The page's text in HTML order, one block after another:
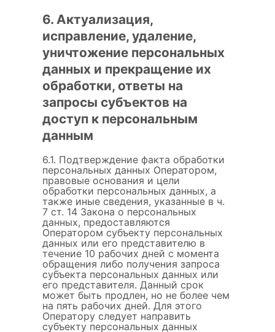
6. Актуализация,
исправление, удаление,
уничтожение персональных
данных и прекращение их
обработки, ответы на
запросы субъектов на
доступ к персональным
данным
6.1. Подтверждение факта обработки
персональных данных Оператором,
правовые основания и цели
обработки персональных данных, а
также иные сведения, указанные в ч.
7 ст. 14 Закона о персональных
данных, предоставляются
Оператором субъекту персональных
данных или его представителю в
течение 10 рабочих дней с момента
обращения либо получения запроса
субъекта персональных данных или
его представителя. Данный срок
может быть продлен, но не более чем
на пять рабочих дней. Для этого
Оператору следует направить
субъекту персональных данных